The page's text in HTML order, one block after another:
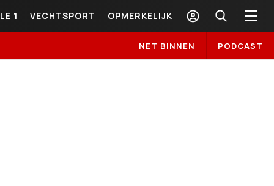
1 VECHTSPORT OPMERKELIJK
NET BINNEN PODCAST